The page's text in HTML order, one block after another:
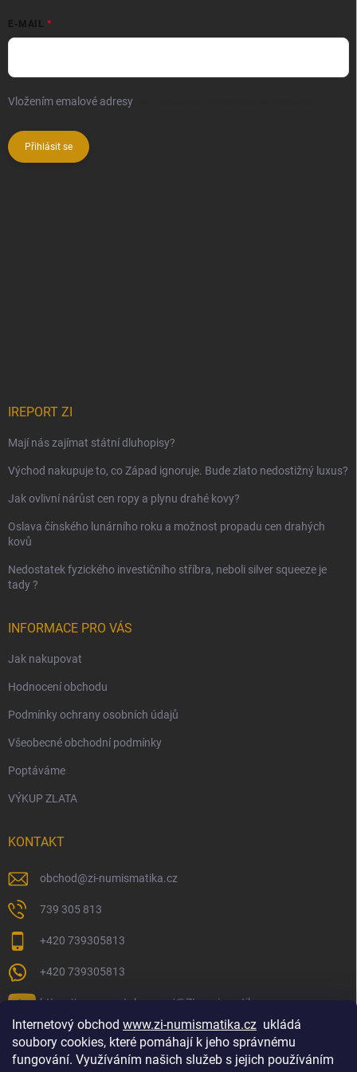
Internetový obchod www.zi-numismatika.cz ukládá
soubory cookies, které pomáhají k jeho správnému
fungování. Využíváním našich služeb s jejich používáním
E-MAIL
Vložením emalové adresy
Přihlásit se
IREPORT ZI
Mají nás zajímat státní dluhopisy?
Východ nakupuje to, co Západ ignoruje. Bude zlato nedostižný luxus?
Jak ovlivní nárůst cen ropy a plynu drahé kovy?
Oslava čínského lunárního roku a možnost propadu cen drahých
kovů
Nedostatek fyzického investičního stříbra, neboli silver squeeze je
tady ?
INFORMACE PRO VÁS
Jak nakupovat
Hodnocení obchodu
Podmínky ochrany osobních údajů
Všeobecné obchodní podmínky
Poptáváme
VÝKUP ZLATA
KONTAKT
obchod@zi-numismatika.cz
739 305 813
+420 739305813
+420 739305813
https://www.youtube.com/@ZInumismatika
Zlaté investování Golf shop Golfstart Houby a bylinky